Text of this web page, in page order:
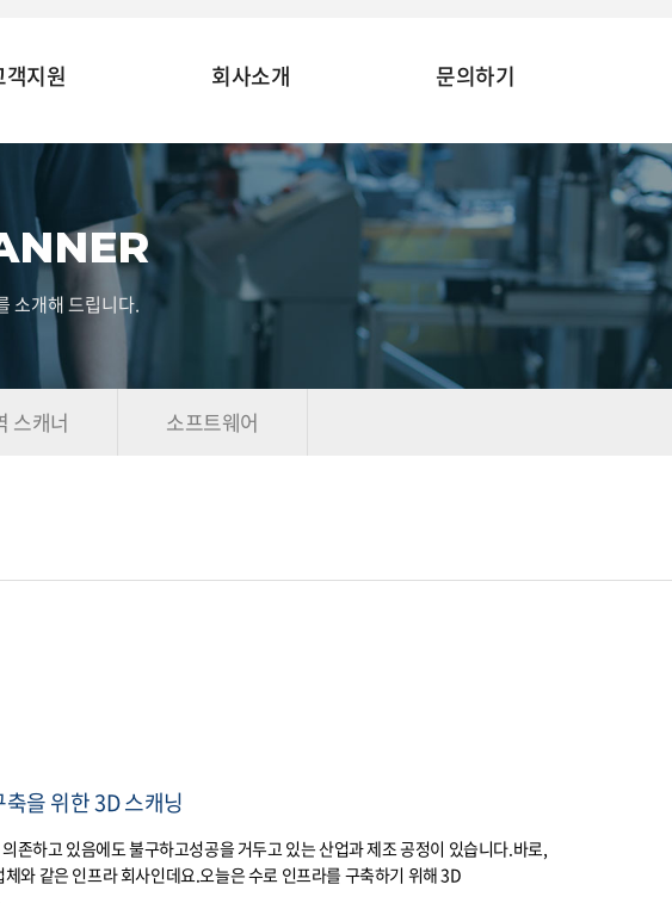
객지원 회사소개 문의하기
소개해 드립니다.
스캐너 소프트웨어
을 위한 3D 스캐닝
존하고 있음에도 불구하고성공을 거두고 있는 산업과 제조 공정이 있습니다.바로,
와 같은 인프라 회사인데요.오늘은 수로 인프라를 구축하기 위해 3D